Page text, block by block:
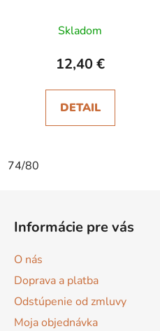
Skladom
12,40 €
DETAIL
74/80
Informácie pre vás
O nás
Doprava a platba
Odstúpenie od zmluvy
Moja objednávka